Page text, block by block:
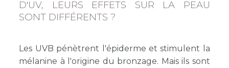
D'UV, LEURS EFFETS SUR LA PEAU
SONT DIFFÉRENTS ?
Les UVB pénètrent l'épiderme et stimulent la
mélanine à l'origine du bronzage. Mais ils sont